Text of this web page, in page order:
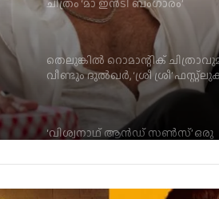
വീണ്ടും ദുൽഖർ, ‘ശ്രീ ശ്രീ’
പുറത്ത്
‘വിശ്വനാഥ് ആൻഡ് സൺസ്’ ഒരു
പ്രോപ്പർ കുടുംബ ചിത്രം: നാഗ
വിമർശനങ്ങൾ ഏറ്റില്ല, കളക്ഷൻ
OTT യിലേക്ക്